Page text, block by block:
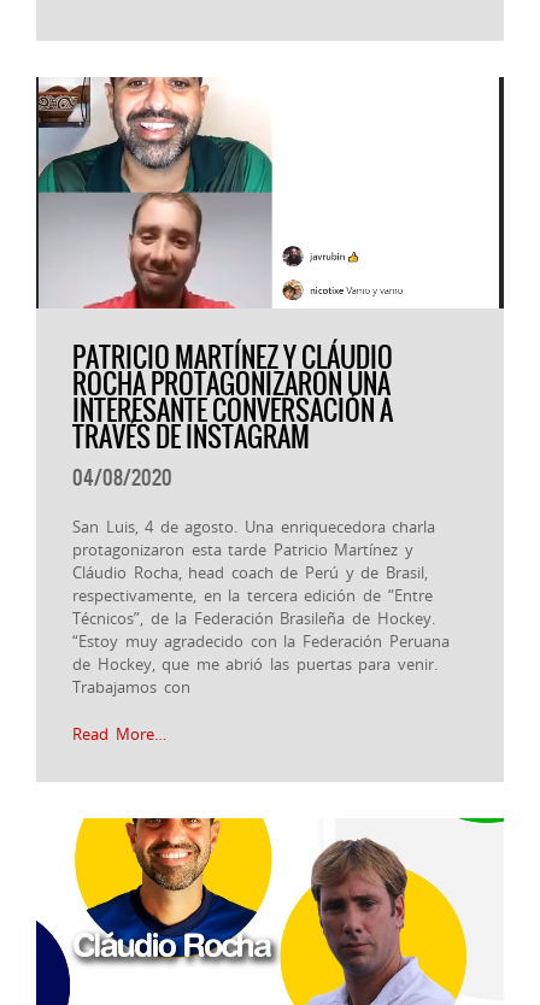
PATRICIO MARTÍNEZ Y CLÁUDIO
ROCHA PROTAGONIZARON UNA
INTERESANTE CONVERSACIÓN A
TRAVÉS DE INSTAGRAM
04/08/2020
San Luis, 4 de agosto. Una enriquecedora charla
protagonizaron esta tarde Patricio Martínez y
Cláudio Rocha, head coach de Perú y de Brasil,
respectivamente, en la tercera edición de “Entre
Técnicos”, de la Federación Brasileña de Hockey.
“Estoy muy agradecido con la Federación Peruana
de Hockey, que me abrió las puertas para venir.
Trabajamos con
Read More…